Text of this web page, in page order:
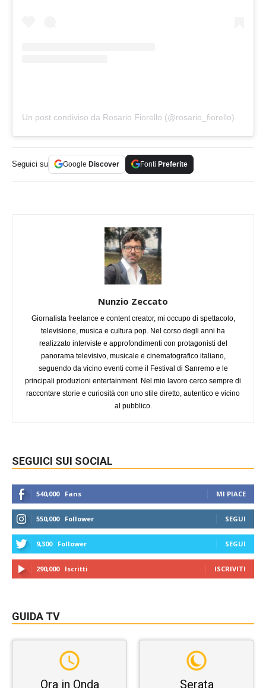
Un post condiviso da Rosario Fiorello (@rosario_fiorello)
Seguici su Google Discover Fonti Preferite
Nunzio Zeccato
Giornalista freelance e content creator, mi occupo di spettacolo,
televisione, musica e cultura pop. Nel corso degli anni ha
realizzato interviste e approfondimenti con protagonisti del
panorama televisivo, musicale e cinematografico italiano,
seguendo da vicino eventi come il Festival di Sanremo e le
principali produzioni entertainment. Nel mio lavoro cerco sempre di
raccontare storie e curiosità con uno stile diretto, autentico e vicino
al pubblico.
SEGUICI SUI SOCIAL
540,000 Fans MI PIACE
550,000 Follower SEGUI
9,300 Follower SEGUI
290,000 Iscritti ISCRIVITI
GUIDA TV
Ora in Onda Serata